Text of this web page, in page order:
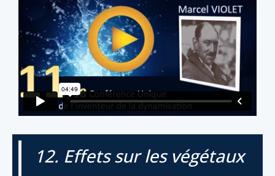
12. Effets sur les végétaux